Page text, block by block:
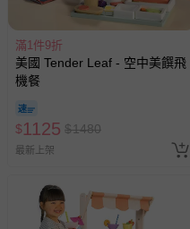
滿1件9折
美國 Tender Leaf - 空中美饌飛
機餐
$1125 $1480
最新上架